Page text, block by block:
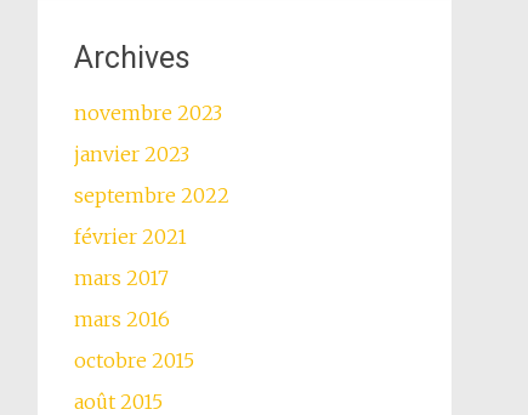
Archives
novembre 2023
janvier 2023
septembre 2022
février 2021
mars 2017
mars 2016
octobre 2015
août 2015